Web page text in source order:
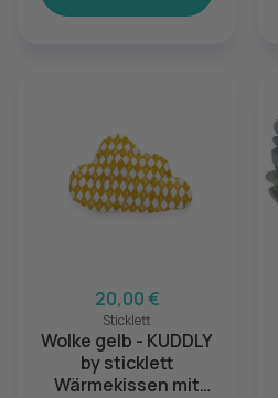
20,00 €
Sticklett
Wolke gelb - KUDDLY
by sticklett
Wärmekissen mit